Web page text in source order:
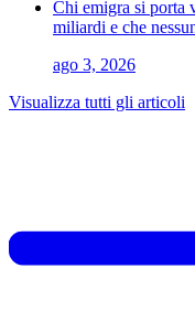
Chi emigra si porta
miliardi e che
ago 3, 2026
Visualizza tutti gli articoli